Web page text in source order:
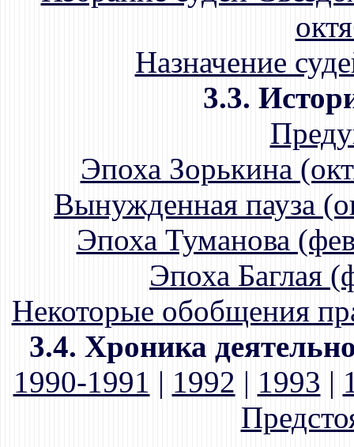
Назначение
3.3.
Эпоха Зорькина
Вынужденная пауза
Эпоха Туманова
Эпоха Баглая
Некоторые обобщения
3.4. Хроника
1990-1991 | 1992 | 1993 |